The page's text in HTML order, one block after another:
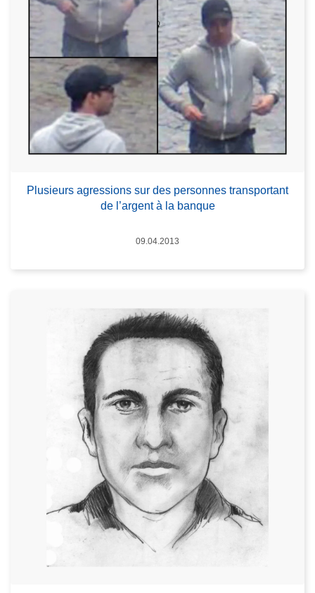
Plusieurs agressions sur des personnes transportant
de l’argent à la banque
Date
09.04.2013